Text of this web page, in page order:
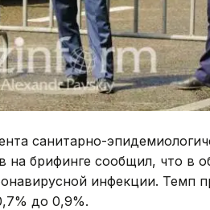
санитарно-
на брифинге сообщил, что в
инфекции. Темп
до 0,9%.